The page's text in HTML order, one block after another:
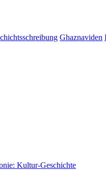
Ghaznaviden
Kultur-Geschichte